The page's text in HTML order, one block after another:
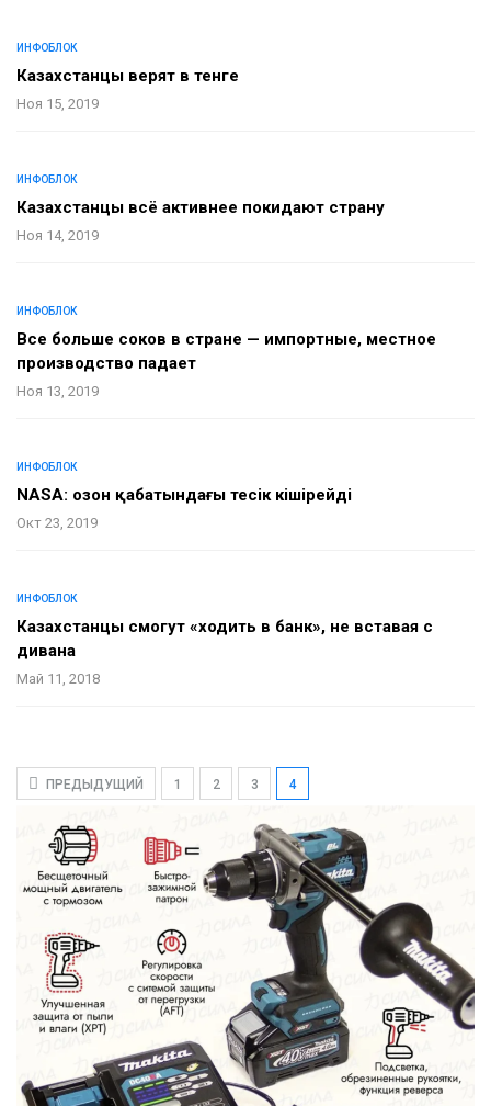
ИНФОБЛОК
Казахстанцы верят в тенге
Ноя 15, 2019
ИНФОБЛОК
Казахстанцы всё активнее покидают страну
Ноя 14, 2019
ИНФОБЛОК
Все больше соков в стране — импортные, местное
производство падает
Ноя 13, 2019
ИНФОБЛОК
NASA: озон қабатындағы тесік кішірейді
Окт 23, 2019
ИНФОБЛОК
Казахстанцы смогут «ходить в банк», не вставая с
дивана
Май 11, 2018
ПРЕДЫДУЩИЙ 1 2 3 4